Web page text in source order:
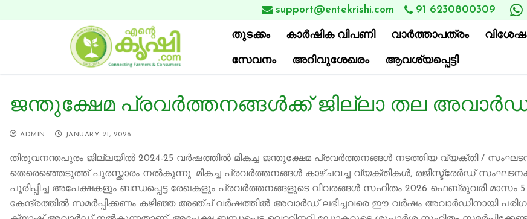
to
 support@entekrishi.com 91 6230800309
തുടക്കം കാര്‍ഷിക വിപണി വാ‍ർത്താപത്രം
സേവനം അറിവുശേഖരം ആവശ്യപ്പെട്ടി
ജന്തുക്ഷേമ പ്രവർത്തനങ്ങൾക്ക് ജില്ലാ തല
ADMIN JANUARY 21, 2026
തിരുവനന്തപുരം ജില്ലയിൽ 2024-25 വർഷത്തിൽ മികച്ച ജന്തുക്ഷേമ പ്രവർത്തനങ്ങൾ നടത്തിയ വ്യക്തി /
തെരെഞ്ഞെടുത്ത് പുരസ്ക്കാരം നൽകുന്നു. മികച്ച പ്രവർത്തനങ്ങൾ കാഴ്ചവച്ച വ്യക്തികൾ, രജിസ്ട്രേർഡ്
പൂരിപ്പിച്ച അപേക്ഷകളും ബന്ധപ്പെട്ട രേഖകളും പ്രവർത്തനങ്ങളുടെ വിവരങ്ങൾ സഹിതം 2026 ഫെബ്രുവരി മാസം 5
കേന്ദ്രത്തിൽ സമർപ്പിക്കണം കഴിഞ്ഞ അഞ്ച് വർഷത്തിൽ അവാർഡ് ലഭിച്ചവരെ ഈ വർഷം അവാർഡിനായി